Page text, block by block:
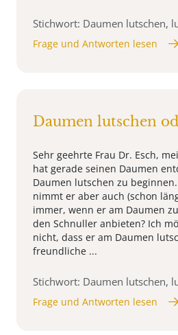
Stichwort: Daumen lutschen,
Frage und Antworten lesen
Daumen lutschen
Sehr geehrte Frau Dr. Esch,
hat gerade seinen Daumen
Daumen lutschen zu
nimmt er aber auch (schon
immer, wenn er am Daumen
den Schnuller anbieten? Ich
nicht, dass er am Daumen
freundliche ...
Stichwort: Daumen lutschen,
Frage und Antworten lesen